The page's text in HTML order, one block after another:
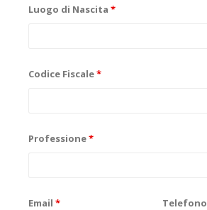
Luogo di Nascita *
Codice Fiscale*
Professione*
Email * Telefono